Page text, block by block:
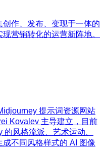
作、发布、变现于一体的
营销转化的运营新阵地。
提示词资源网站
Kovalev 主导建立，目前
风格流派、艺术运动、
不同风格样式的 AI 图像